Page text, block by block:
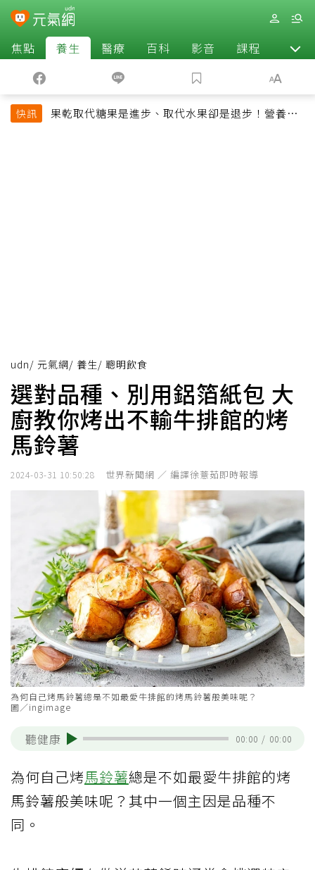
焦點 養生 醫療 百科 影音 課程 退休
快訊
果乾取代糖果是進步、取代水果卻是退步！營養師
udn/ 元氣網/ 養生/ 聰明飲食
選對品種、別用鋁箔紙包 大
廚教你烤出不輸牛排館的烤
馬鈴薯
2024-03-31 10:50:28 世界新聞網 ／ 編譯徐薏茹即時報導
為何自己烤馬鈴薯總是不如最愛牛排館的烤馬鈴薯般美味呢？
圖／ingimage
聽健康 00:00 / 00:00
為何自己烤馬鈴薯總是不如最愛牛排館的烤
馬鈴薯般美味呢？其中一個主因是品種不
同。